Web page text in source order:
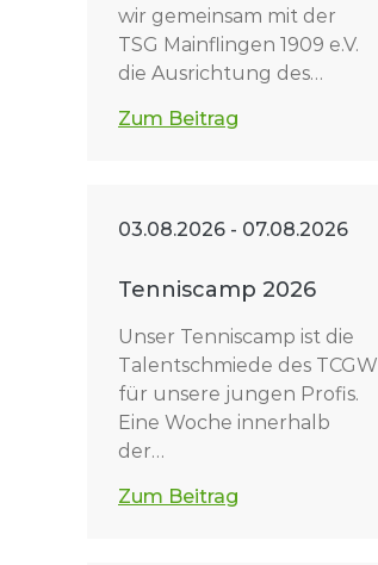
wir gemeinsam mit der
TSG Mainflingen 1909 e.V.
die Ausrichtung des…
Zum Beitrag
03.08.2026 - 07.08.2026
Tenniscamp 2026
Unser Tenniscamp ist die
Talentschmiede des TCGW
für unsere jungen Profis.
Eine Woche innerhalb
der…
Zum Beitrag